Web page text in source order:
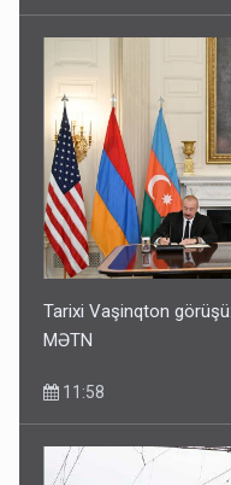
Tarixi Vaşinqton
MƏTN
11:58